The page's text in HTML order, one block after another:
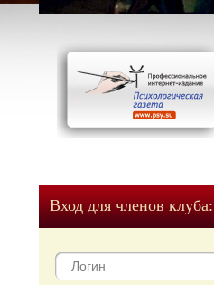
Вход для членов клуба: